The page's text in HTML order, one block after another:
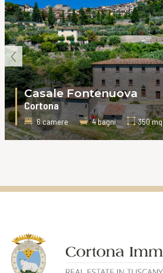
‹
Casale Fontenuova
Cortona
6 camere 4 bagni 350 mq